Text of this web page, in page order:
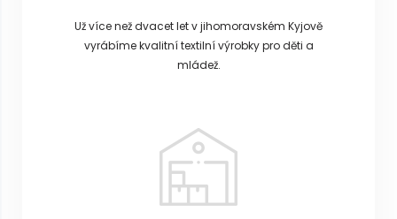
Už více než dvacet let v jihomoravském Kyjově
vyrábíme kvalitní textilní výrobky pro děti a
mládež.